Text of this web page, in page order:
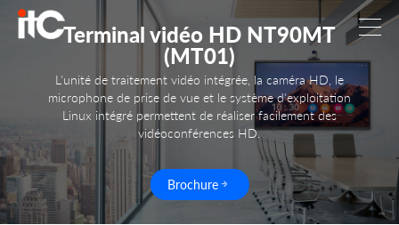
Terminal vidéo HD NT90MT
(MT01)
L'unité de traitement vidéo intégrée, la caméra HD, le
microphone de prise de vue et le système d'exploitation
Linux intégré permettent de réaliser facilement des
vidéoconférences HD.
Brochure